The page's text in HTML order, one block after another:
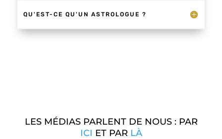
QU'EST-CE QU'UN ASTROLOGUE ?
LES MÉDIAS PARLENT DE NOUS : PAR
ICI ET PAR LÀ